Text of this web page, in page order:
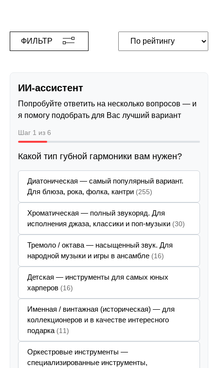
ФИЛЬТР
ИИ-ассистент
Попробуйте ответить на несколько вопросов — и
я помогу подобрать для Вас лучший вариант
Шаг 1 из 6
Какой тип губной гармоники вам нужен?
Диатоническая — самый популярный вариант.
Для блюза, рока, фолка, кантри (255)
Хроматическая — полный звукоряд. Для
исполнения джаза, классики и поп-музыки (30)
Тремоло / октава — насыщенный звук. Для
народной музыки и игры в ансамбле (16)
Детская — инструменты для самых юных
харперов (16)
Именная / винтажная (историческая) — для
коллекционеров и в качестве интересного
подарка (11)
Оркестровые инструменты —
специализированные инструменты,